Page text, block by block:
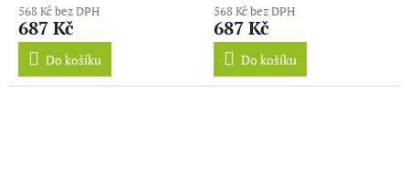
568 Kč bez DPH
687 Kč
Do košíku
568 Kč bez DPH
687 Kč
Do košíku